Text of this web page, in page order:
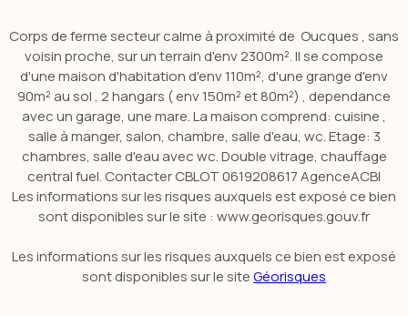
Corps de ferme secteur calme à proximité de Oucques , sans
voisin proche, sur un terrain d'env 2300m². Il se compose
d'une maison d'habitation d'env 110m², d'une grange d'env
90m² au sol , 2 hangars ( env 150m² et 80m²) , dependance
avec un garage, une mare. La maison comprend: cuisine ,
salle à manger, salon, chambre, salle d'eau, wc. Etage: 3
chambres, salle d'eau avec wc. Double vitrage, chauffage
central fuel. Contacter CBLOT 0619208617 AgenceACBI
Les informations sur les risques auxquels est exposé ce bien
sont disponibles sur le site : www.georisques.gouv.fr
Les informations sur les risques auxquels ce bien est exposé
sont disponibles sur le siteGéorisques